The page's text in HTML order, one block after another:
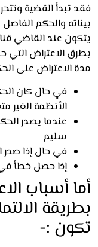
تبدأ القضية وتتحرك
والحكم الفاصل هو
عند القاضي قناعة
الاعتراض التي
الاعتراض على الحكم
في حال كان الحكم
الأنظمة الغير
عندما يصدر الحكم
سليم
في حال إذا صدر
إذا حصل خطأ في
أسباب
:-